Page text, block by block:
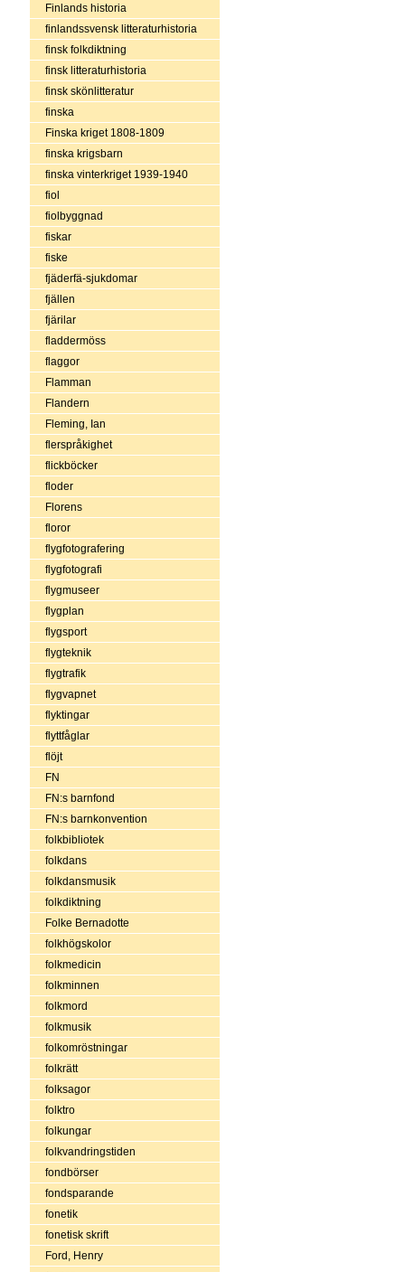
Finlands historia
finlandssvensk litteraturhistoria
finsk folkdiktning
finsk litteraturhistoria
finsk skönlitteratur
finska
Finska kriget 1808-1809
finska krigsbarn
finska vinterkriget 1939-1940
fiol
fiolbyggnad
fiskar
fiske
fjäderfä-sjukdomar
fjällen
fjärilar
fladdermöss
flaggor
Flamman
Flandern
Fleming, Ian
flerspråkighet
flickböcker
floder
Florens
floror
flygfotografering
flygfotografi
flygmuseer
flygplan
flygsport
flygteknik
flygtrafik
flygvapnet
flyktingar
flyttfåglar
flöjt
FN
FN:s barnfond
FN:s barnkonvention
folkbibliotek
folkdans
folkdansmusik
folkdiktning
Folke Bernadotte
folkhögskolor
folkmedicin
folkminnen
folkmord
folkmusik
folkomröstningar
folkrätt
folksagor
folktro
folkungar
folkvandringstiden
fondbörser
fondsparande
fonetik
fonetisk skrift
Ford, Henry